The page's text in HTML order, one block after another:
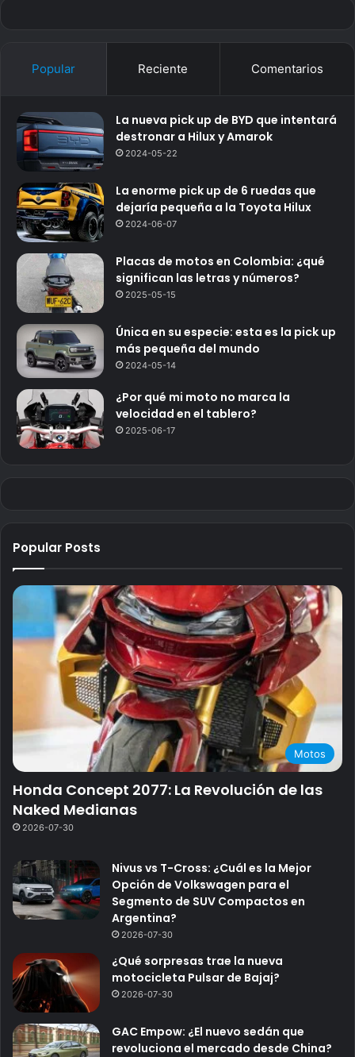
Popular Reciente Comentarios
La nueva pick up de BYD que intentará
destronar a Hilux y Amarok
2024-05-22
La enorme pick up de 6 ruedas que
dejaría pequeña a la Toyota Hilux
2024-06-07
Placas de motos en Colombia: ¿qué
significan las letras y números?
2025-05-15
Única en su especie: esta es la pick up
más pequeña del mundo
2024-05-14
¿Por qué mi moto no marca la
velocidad en el tablero?
2025-06-17
Popular Posts
Motos
Honda Concept 2077: La Revolución de las
Naked Medianas
2026-07-30
Nivus vs T-Cross: ¿Cuál es la Mejor
Opción de Volkswagen para el
Segmento de SUV Compactos en
Argentina?
2026-07-30
¿Qué sorpresas trae la nueva
motocicleta Pulsar de Bajaj?
2026-07-30
GAC Empow: ¿El nuevo sedán que
revoluciona el mercado desde China?